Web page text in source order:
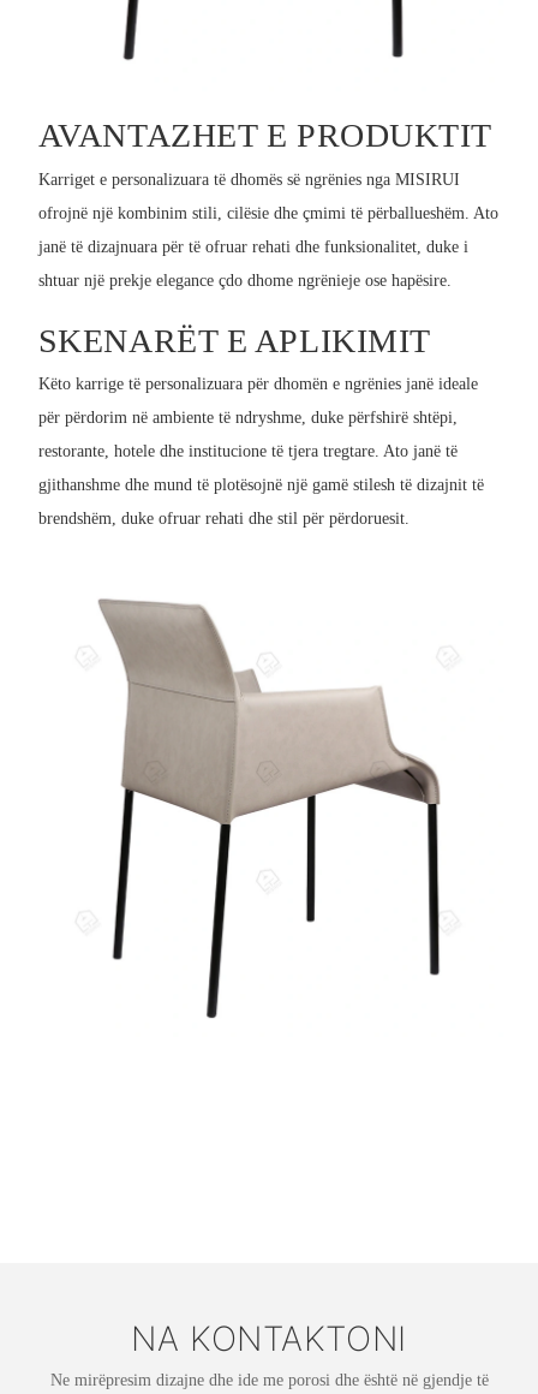
AVANTAZHET E PRODUKTIT
Karriget e personalizuara të dhomës së ngrënies nga MISIRUI
ofrojnë një kombinim stili, cilësie dhe çmimi të përballueshëm. Ato
janë të dizajnuara për të ofruar rehati dhe funksionalitet, duke i
shtuar një prekje elegance çdo dhome ngrënieje ose hapësire.
SKENARËT E APLIKIMIT
Këto karrige të personalizuara për dhomën e ngrënies janë ideale
për përdorim në ambiente të ndryshme, duke përfshirë shtëpi,
restorante, hotele dhe institucione të tjera tregtare. Ato janë të
gjithanshme dhe mund të plotësojnë një gamë stilesh të dizajnit të
brendshëm, duke ofruar rehati dhe stil për përdoruesit.
NA KONTAKTONI
Ne mirëpresim dizajne dhe ide me porosi dhe është në gjendje të